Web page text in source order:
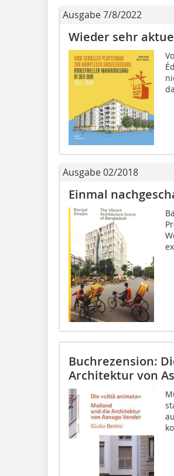
Ausgabe 7/8/2022
Wieder sehr
Ausgabe 02/2018
Einmal
Buchrezension:
Architektur von